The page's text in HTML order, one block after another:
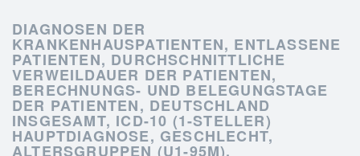
DIAGNOSEN DER
KRANKENHAUSPATIENTEN, ENTLASSENE
PATIENTEN, DURCHSCHNITTLICHE
VERWEILDAUER DER PATIENTEN,
BERECHNUNGS- UND BELEGUNGSTAGE
DER PATIENTEN, DEUTSCHLAND
INSGESAMT, ICD-10 (1-STELLER)
HAUPTDIAGNOSE, GESCHLECHT,
ALTERSGRUPPEN (U1-95M),